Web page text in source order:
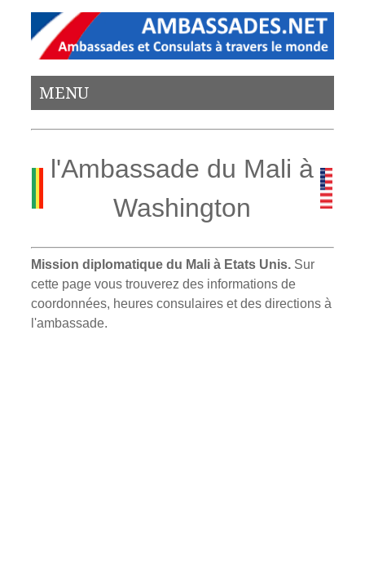
MENU
l'Ambassade du Mali à
Washington
Mission diplomatique du Mali à Etats Unis. Sur
cette page vous trouverez des informations de
coordonnées, heures consulaires et des directions à
l'ambassade.